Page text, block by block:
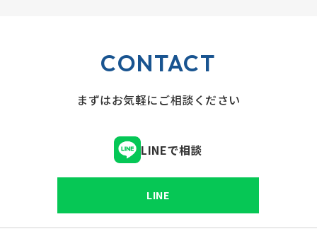
CONTACT
まずはお気軽にご相談ください
LINEで相談
LINE